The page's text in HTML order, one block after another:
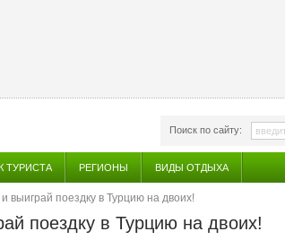
Поиск по сайту:
ТУРИСТА РЕГИОНЫ ВИДЫ ОТДЫХА
выиграй поездку в Турцию на двоих!
поездку в Турцию на двоих!